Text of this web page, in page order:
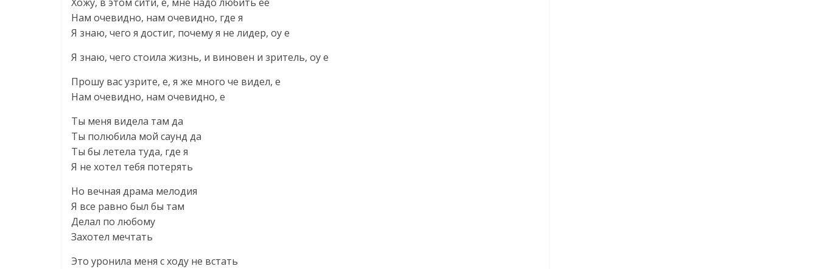
Нам очевидно, нам очевидно, где я
Я знаю, чего я достиг, почему я не лидер, оу е
Я знаю, чего стоила жизнь, и виновен и зритель, оу е
Прошу вас узрите, е, я же много че видел, е
Нам очевидно, нам очевидно, е
Ты меня видела там да
Ты полюбила мой саунд да
Ты бы летела туда, где я
Я не хотел тебя потерять
Но вечная драма мелодия
Я все равно был бы там
Делал по любому
Захотел мечтать
Это уронила меня с ходу не встать